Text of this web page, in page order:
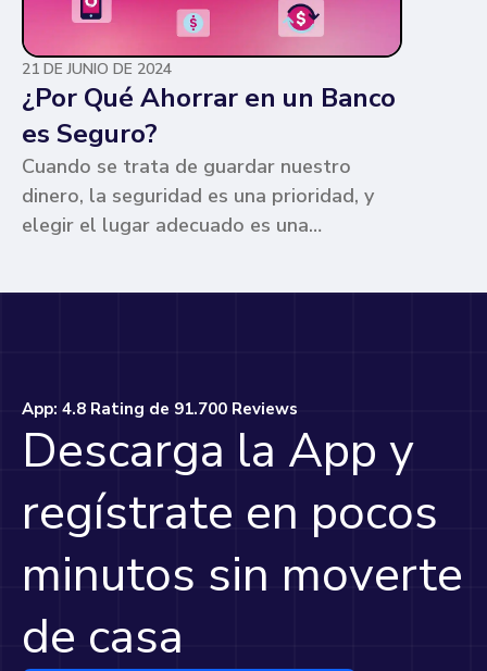
21 DE JUNIO DE 2024
¿Por Qué Ahorrar en un Banco
es Seguro?
Cuando se trata de guardar nuestro
dinero, la seguridad es una prioridad, y
elegir el lugar adecuado es una
App: 4.8 Rating de 91.700 Reviews
Descarga la App y
regístrate en pocos
minutos sin moverte
de casa